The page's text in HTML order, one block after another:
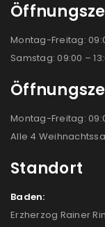
Montag-Freitag:
Samstag: 09:00 –
Montag-Freitag:
Alle 4
Standort
Baden:
Erzherzog Rainer